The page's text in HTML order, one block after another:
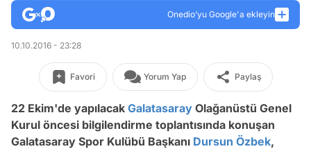
Onedio’yu Google'a ekleyin
10.10.2016 - 23:28
Favori Yorum Yap Paylaş
22 Ekim'de yapılacak Galatasaray Olağanüstü Genel
Kurul öncesi bilgilendirme toplantısında konuşan
Galatasaray Spor Kulübü Başkanı Dursun Özbek,